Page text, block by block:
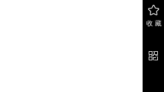
店铺
收 藏